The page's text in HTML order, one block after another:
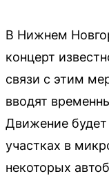
В Нижнем
концерт
связи с этим
вводят
Движение будет
участках в
некоторых